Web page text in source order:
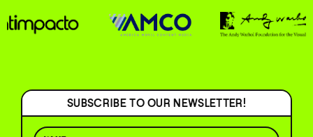
SUBSCRIBE TO OUR NEWSLETTER!